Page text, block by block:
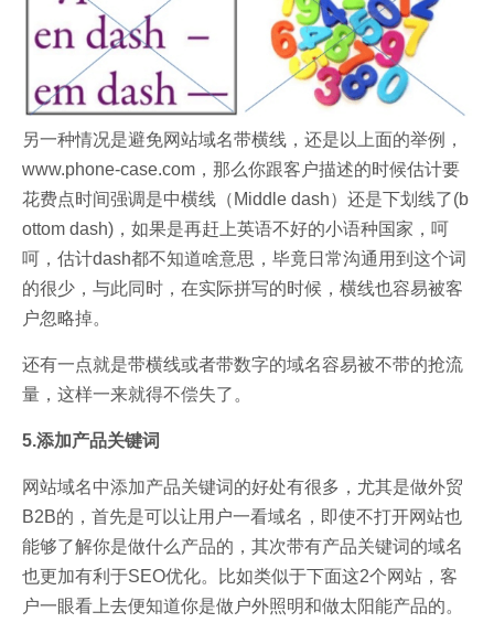
另一种情况是避免网站域名带横线，还是以上面的举例，
www.phone-case.com，那么你跟客户描述的时候估计要
花费点时间强调是中横线（Middle dash）还是下划线了(b
ottom dash)，如果是再赶上英语不好的小语种国家，呵
呵，估计dash都不知道啥意思，毕竟日常沟通用到这个词
的很少，与此同时，在实际拼写的时候，横线也容易被客
户忽略掉。
还有一点就是带横线或者带数字的域名容易被不带的抢流
量，这样一来就得不偿失了。
5.添加产品关键词
网站域名中添加产品关键词的好处有很多，尤其是做外贸
B2B的，首先是可以让用户一看域名，即使不打开网站也
能够了解你是做什么产品的，其次带有产品关键词的域名
也更加有利于SEO优化。比如类似于下面这2个网站，客
户一眼看上去便知道你是做户外照明和做太阳能产品的。